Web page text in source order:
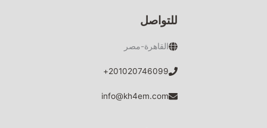
للتواصل
القاهرة-مصر
201020746099+
info@kh4em.com